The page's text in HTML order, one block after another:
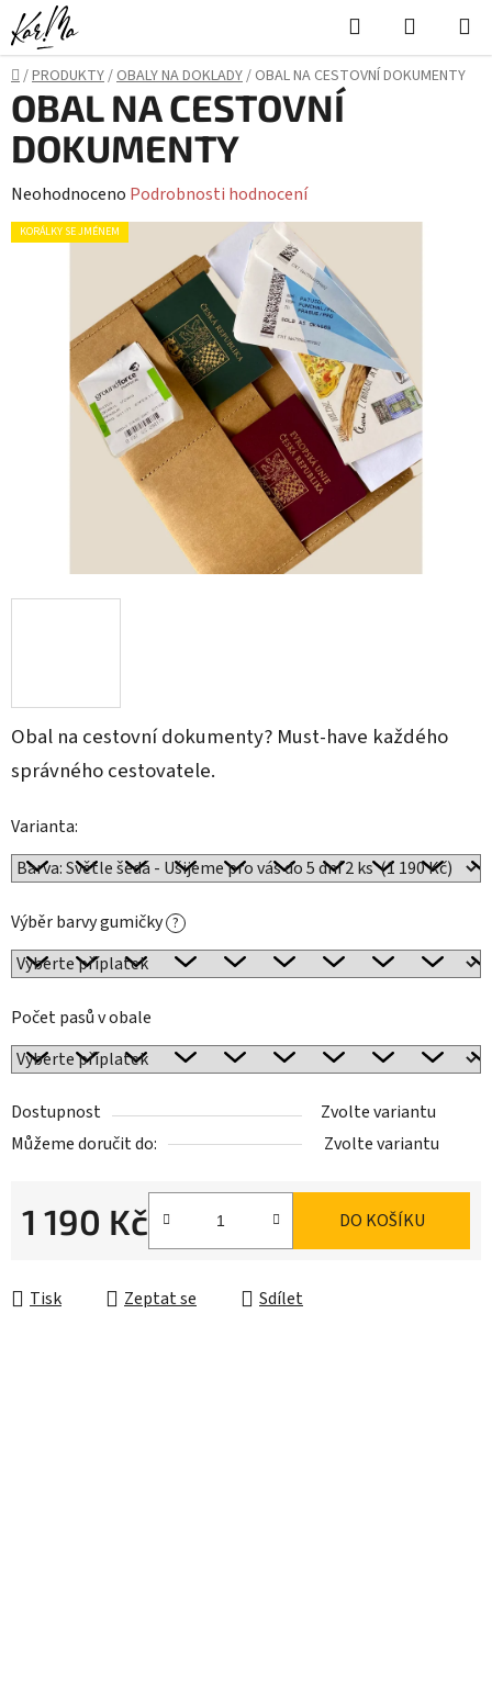
Přejít
na
obsah
Hledat
KOŠÍK
Domů
/PRODUKTY/OBALY NA DOKLADY/ OBAL NA CESTOVNÍ DOKUMENTY
Obal na cestovní dokumenty? Must-have každého
správného cestovatele.
Varianta:
Výběr barvy gumičky ?
Počet pasů v obale
Dostupnost
Zvolte variantu
Můžeme doručit do:
Zvolte variantu
1 190 Kč DO KOŠÍKU
Tisk Zeptat se Sdílet
OBAL NA CESTOVNÍ
DOKUMENTY
Průměrné
hodnocení
hvězdiček.
Neohodnoceno Podrobnosti hodnocení
KORÁLKY SE JMÉNEM